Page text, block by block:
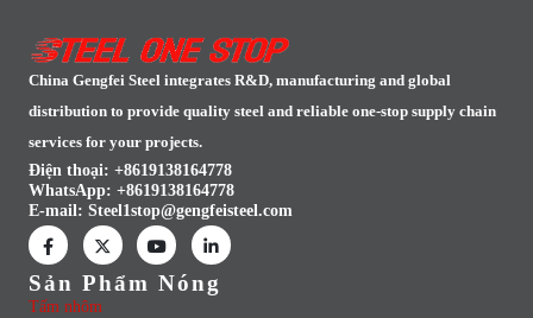
China Gengfei Steel integrates R&D, manufacturing and global
distribution to provide quality steel and reliable one-stop supply chain
services for your projects.
Điện thoại: +8619138164778
WhatsApp: +8619138164778
E-mail: Steel1stop@gengfeisteel.com
Sản Phẩm Nóng
Tấm nhôm